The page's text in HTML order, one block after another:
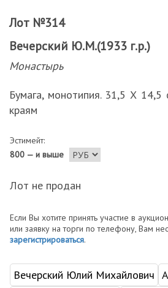
Лот №314
Вечерский Ю.М.(1933 г.р.)
Монастырь
Бумага, монотипия. 31,5 Х
краям
Эстимейт:
800 — и выше
Лот не продан
Если Вы хотите принять участие в
или заявку на торги по телефону, Вам
зарегистрироваться.
Вечерский Юлий Михайлович